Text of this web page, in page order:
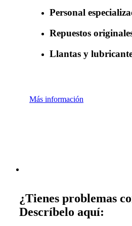
Personal
Repuestos
Llantas y
Más información
¿Tienes problemas
Descríbelo aquí: